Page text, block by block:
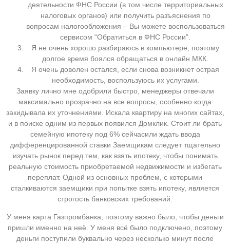
деятельности ФНС России (в том числе территориальных
налоговых органов) или получить разъяснения по
вопросам налогообложения – Вы можете воспользоваться
сервисом “Обратиться в ФНС России”.
Я не очень хорошо разбираюсь в компьютере, поэтому
долгое время боялся обращаться в онлайн МКК.
Я очень доволен остался, если снова возникнет острая
необходимость, воспользуюсь их услугами.
Заявку лично мне одобрили быстро, менеджеры отвечали
максимально прозрачно на все вопросы, особенно когда
закидывала их уточнениями. Искала квартиру на многих сайтах,
и в поиске одним из первых появился Домклик. Стоит ли брать
семейную ипотеку под 6% сейчасили ждать ввода
дифференцированной ставки Заемщикам следует тщательно
изучать рынок перед тем, как взять ипотеку, чтобы понимать
реальную стоимость приобретаемой недвижимости и избегать
переплат. Одной из основных проблем, с которыми
сталкиваются заемщики при попытке взять ипотеку, является
строгость банковских требований.
У меня карта Газпромбанка, поэтому важно было, чтобы деньги
пришли именно на неё. У меня всё было подключено, поэтому
деньги поступили буквально через несколько минут после